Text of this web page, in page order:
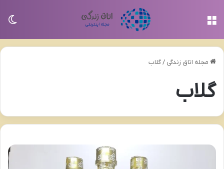
مجله اتاق زندگی /گلاب
گلاب